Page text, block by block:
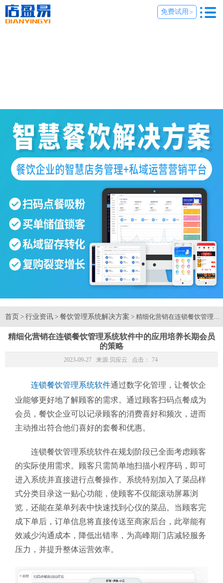
免费试用 >
首页 > 行业资讯 > 餐饮管理系统解决方案 > 精细化营销在连锁餐饮管理
精细化营销在连锁餐饮管理系统软件中的应用培养长期会员
的策略
2023-09-27 来源: 贝应云 点击： 74
连锁餐饮管理系统软件通过数字化管理，让餐饮企
业能够更好地了解顾客的需求。通过顾客扫码点餐成为
会员，餐饮企业可以记录顾客的消费喜好和频次，进而
主动推出符合他们喜好的套餐和优惠。
连锁餐饮管理系统软件在规划阶段已全面考虑顾客
的实际使用需求。顾客只需简单地扫描小程序码，即可
进入系统并直接进行点餐操作。系统特别加入了菜品样
式分类目录这一贴心功能，使顾客不仅能滚动屏幕浏
览，还能在菜单列表中快速找到心仪的菜品。当顾客完
成下单后，订单信息将直接传送至商家后台，此举能有
效减少沟通成本，降低出错率，为高峰期门店减轻服务
压力，并提升整体运营效率。